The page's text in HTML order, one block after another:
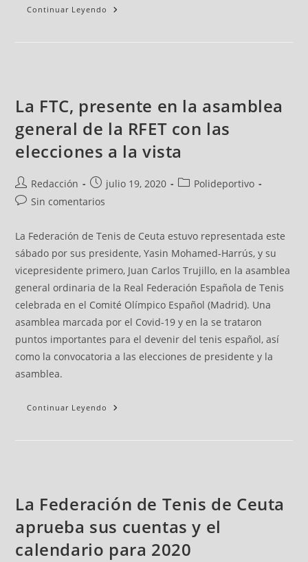
Continuar Leyendo
La FTC, presente en la asamblea
general de la RFET con las
elecciones a la vista
Redacción julio 19, 2020
Polideportivo
Sin comentarios
La Federación de Tenis de Ceuta estuvo representada este
sábado por sus presidente, Yasin Mohamed-Harrús, y su
vicepresidente primero, Juan Carlos Trujillo, en la asamblea
general ordinaria de la Real Federación Española de Tenis
celebrada en el Comité Olímpico Español (Madrid). Una
asamblea marcada por el Covid-19 y en la se trataron
puntos importantes para el devenir del tenis español, así
como la convocatoria a las elecciones de presidente y la
asamblea.
Continuar Leyendo
La Federación de Tenis de Ceuta
aprueba sus cuentas y el
calendario para 2020